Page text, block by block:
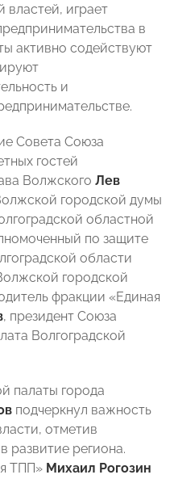
играет
в
активно содействуют
и
Совета Союза
гостей
Волжского Лев
городской думы
областной
по защите
области
городской
фракции «Единая
, президент Союза
Волгоградской
палаты города
подчеркнул важность
отметив
развитие региона.
ТПП» Михаил Рогозин